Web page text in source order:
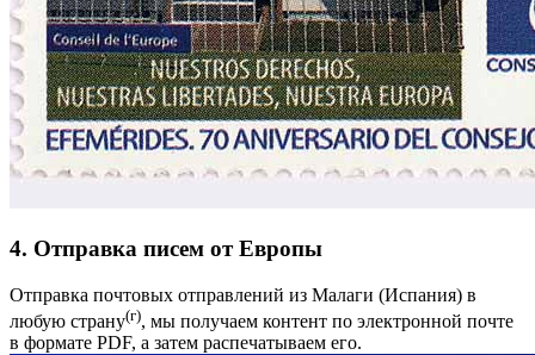
4. Отправка писем от Европы
Отправка почтовых отправлений из Малаги (Испания) в
любую страну(г), мы получаем контент по электронной почте
в формате PDF, а затем распечатываем его.